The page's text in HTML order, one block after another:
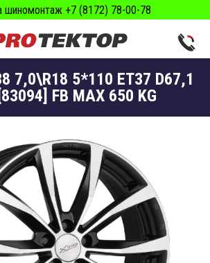
шиномонтаж +7 (8172) 78-00-78
7,0\R18 5*110 ET37 D67,1
FB MAX 650 KG